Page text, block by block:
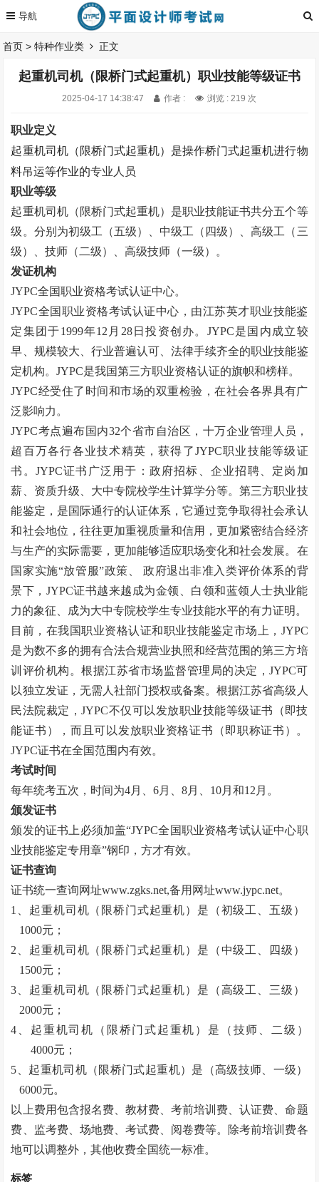
首页 >特种作业类 正文
起重机司机（限桥门式起重机）职业技能等级证书
2025-04-17 14:38:47 作者 : 浏览 : 219 次
职业定义
起重机司机（限桥门式起重机）是操作桥门式起重机进行物
料吊运等作业的专业人员
职业等级
起重机司机（限桥门式起重机）是职业技能证书共分五个等
级。 分别为初级工（五级）、中级工（四级）、高级工（三
级）、技师（二级）、高级技师（一级）。
发证机构
JYPC全国职业资格考试认证中心。
JYPC全国职业资格考试认证中心，由江苏英才职业技能鉴
定集团于1999年12月28日投资创办。JYPC是国内成立较
早、规模较大、行业普遍认可、法律手续齐全的职业技能鉴
定机构。JYPC是我国第三方职业资格认证的旗帜和榜样。
JYPC经受住了时间和市场的双重检验，在社会各界具有广
泛影响力。
JYPC考点遍布国内32个省市自治区，十万企业管理人员，
超百万各行各业技术精英，获得了JYPC职业技能等级证
书。JYPC证书广泛用于：政府招标、企业招聘、定岗加
薪、资质升级、大中专院校学生计算学分等。第三方职业技
能鉴定，是国际通行的认证体系，它通过竞争取得社会承认
和社会地位，往往更加重视质量和信用，更加紧密结合经济
与生产的实际需要，更加能够适应职场变化和社会发展。在
国家实施“放管服”政策、
政府退出非准入类评价体系的背
景下，JYPC证书越来越成为金领、白领和蓝领人士执业能
力的象征、成为大中专院校学生专业技能水平的有力证明。
目前，在我国职业资格认证和职业技能鉴定市场上， JYPC
是为数不多的拥有合法合规营业执照和经营范围的第三方培
训评价机构。根据江苏省市场监督管理局的决定，JYPC可
以独立发证，无需人社部门授权或备案。根据江苏省高级人
民法院裁定，JYPC不仅可以发放职业技能等级证书（即技
能证书），而且可以发放职业资格证书（即职称证书）。
JYPC证书在全国范围内有效。
考试时间
每年统考五次，时间为4月、6月、8月、10月和12月。
颁发证书
颁发的证书上必须加盖“JYPC全国职业资格考试认证中心职
业技能鉴定专用章”钢印，方才有效。
证书查询
证书统一查询网址www.zgks.net,备用网址www.jypc.net。
1、起重机司机（限桥门式起重机）是（初级工、五级）
1000元；
2、起重机司机（限桥门式起重机）是（中级工、四级）
1500元；
3、起重机司机（限桥门式起重机）是（高级工、三级）
2000元；
4、起重机司机（限桥门式起重机）是（技师、二级）
4000元；
5、起重机司机（限桥门式起重机）是（高级技师、一级）
6000元。
以上费用包含报名费、教材费、考前培训费、认证费、命题
费、监考费、场地费、考试费、阅卷费等。除考前培训费各
地可以调整外，其他收费全国统一标准。
标签